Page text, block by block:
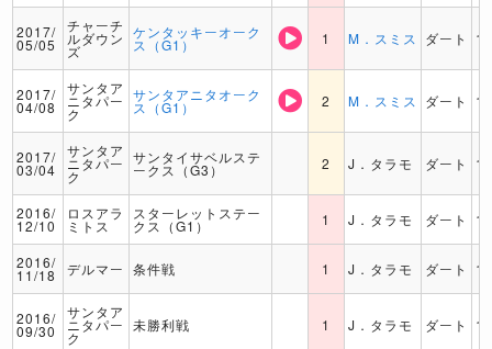
2017/
05/05
チャーチ
ルダウン
ズ
ケンタッキーオーク
ス（G1） 1 M．スミス ダート
2017/
04/08
サンタア
ニタパー
ク
サンタアニタオーク
ス（G1） 2 M．スミス ダート
2017/
03/04
サンタア
ニタパー
ク
サンタイサベルステ
ークス（G3） 2 J．タラモ ダート
2016/
12/10
ロスアラ
ミトス
スターレットステー
クス（G1） 1 J．タラモ ダート
2016/
11/18 デルマー 条件戦 1 J．タラモ ダート
2016/
09/30
サンタア
ニタパー
ク
未勝利戦 1 J．タラモ ダート